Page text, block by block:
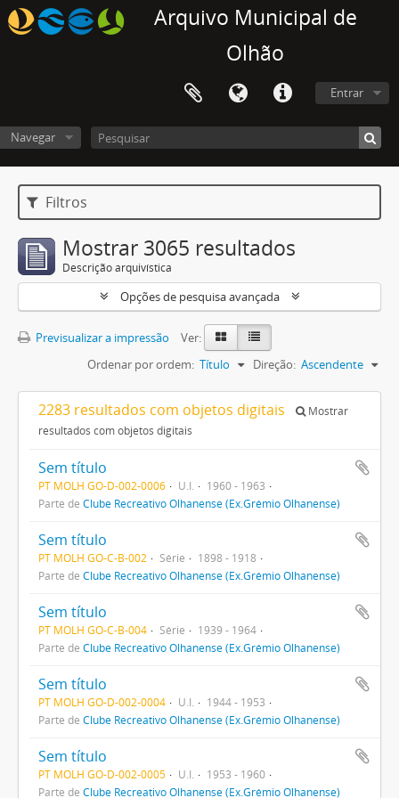
Arquivo Municipal de
Olhão
Entrar
Navegar
Filtros
Mostrar 3065 resultados
Descrição arquivística
Opções de pesquisa avançada
Previsualizar a impressão
Ver:
Ordenar por ordem: Título Direção: Ascendente
2283 resultados com objetos digitais
Mostrar
resultados com objetos digitais
Sem título
PT MOLH GO-D-002-0006 U.I.
1960 - 1963
Parte de Clube Recreativo Olhanense (Ex.Grémio Olhanense)
Sem título
PT MOLH GO-C-B-002 Série
1898 - 1918
Parte de Clube Recreativo Olhanense (Ex.Grémio Olhanense)
Sem título
PT MOLH GO-C-B-004 Série
1939 - 1964
Parte de Clube Recreativo Olhanense (Ex.Grémio Olhanense)
Sem título
PT MOLH GO-D-002-0004 U.I.
1944 - 1953
Parte de Clube Recreativo Olhanense (Ex.Grémio Olhanense)
Sem título
PT MOLH GO-D-002-0005 U.I.
1953 - 1960
Parte de Clube Recreativo Olhanense (Ex.Grémio Olhanense)